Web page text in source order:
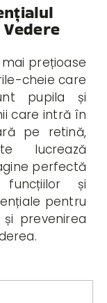
prețioase
cheie care
pupila și
care intră în
pe retină,
lucrează
perfectă
funcțiilor și
pentru
prevenirea